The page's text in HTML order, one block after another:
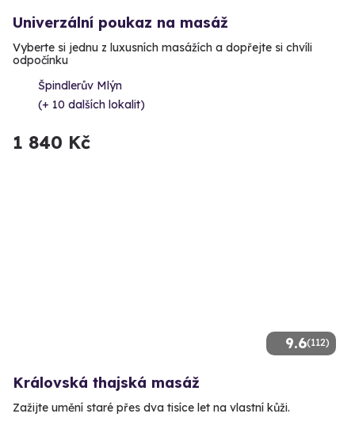
Univerzální poukaz na masáž
Vyberte si jednu z luxusních masážích a dopřejte si chvíli
odpočínku
Špindlerův Mlýn
(+ 10 dalších lokalit)
1 840 Kč
9.6(112)
Královská thajská masáž
Zažijte umění staré přes dva tisíce let na vlastní kůži.